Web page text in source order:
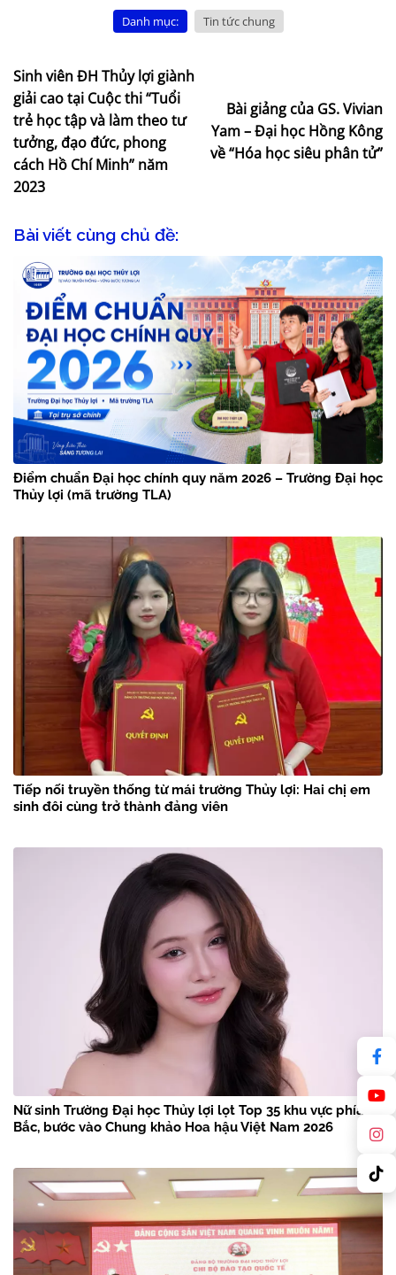
Danh mục: Tin tức chung
Sinh viên ĐH Thủy lợi giành
giải cao tại Cuộc thi “Tuổi
trẻ học tập và làm theo tư
tưởng, đạo đức, phong
cách Hồ Chí Minh” năm
2023
Bài giảng của GS. Vivian
Yam – Đại học Hồng Kông
về “Hóa học siêu phân tử”
Bài viết cùng chủ đề:
Điểm chuẩn Đại học chính quy năm 2026 – Trường Đại học
Thủy lợi (mã trường TLA)
Tiếp nối truyền thống từ mái trường Thủy lợi: Hai chị em
sinh đôi cùng trở thành đảng viên
Nữ sinh Trường Đại học Thủy lợi lọt Top 35 khu vực phía
Bắc, bước vào Chung khảo Hoa hậu Việt Nam 2026